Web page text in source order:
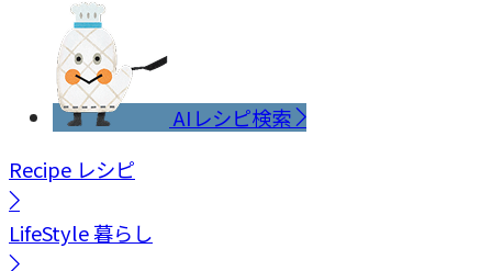
AIレシピ検索
Recipe レシピ
LifeStyle暮らし